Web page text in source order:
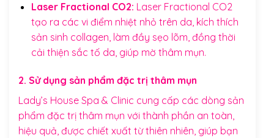
Laser Fractional CO2: Laser Fractional CO2
tạo ra các vi điểm nhiệt nhỏ trên da, kích thích
sản sinh collagen, làm đầy sẹo lõm, đồng thời
cải thiện sắc tố da, giúp mờ thâm mụn.
2. Sử dụng sản phẩm đặc trị thâm mụn
Lady’s House Spa & Clinic cung cấp các dòng sản
phẩm đặc trị thâm mụn với thành phần an toàn,
hiệu quả, được chiết xuất từ thiên nhiên, giúp bạn